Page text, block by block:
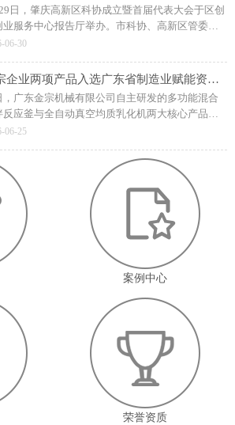
日，肇庆高新区科协成立暨首届代表大会于区创
业服务中心报告厅举办。市科协、高新区管委会
领导，各单位、科研院校及金宗机械等企业代表
06-30
金宗企业两项产品入选广东省制造业赋能资源名录
，广东金宗机械有限公司自主研发的多功能混合
反应釜与全自动真空均质乳化机两大核心产品凭
术先进性与成熟应用价值顺利通过遴选，标志着
级官方认定。
06-25
案例中心
荣誉资质